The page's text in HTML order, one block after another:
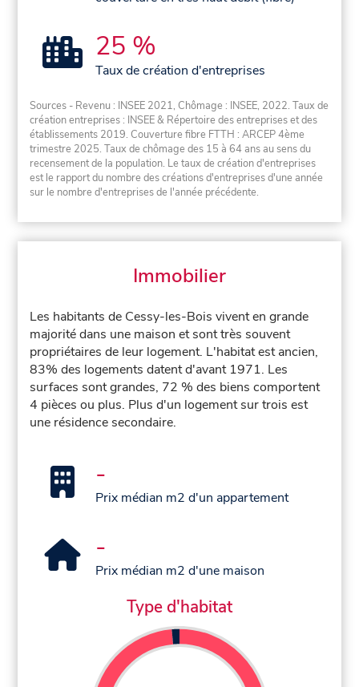
25 %
Taux de création d'entreprises
Sources - Revenu : INSEE 2021, Chômage : INSEE, 2022. Taux de
création entreprises : INSEE & Répertoire des entreprises et des
établissements 2019. Couverture fibre FTTH : ARCEP 4ème
trimestre 2025. Taux de chômage des 15 à 64 ans au sens du
recensement de la population. Le taux de création d'entreprises
est le rapport du nombre des créations d'entreprises d'une année
sur le nombre d'entreprises de l'année précédente.
Immobilier
Les habitants de Cessy-les-Bois vivent en grande
majorité dans une maison et sont très souvent
propriétaires de leur logement. L'habitat est ancien,
83% des logements datent d'avant 1971. Les
surfaces sont grandes, 72 % des biens comportent
4 pièces ou plus. Plus d'un logement sur trois est
une résidence secondaire.
-
Prix médian m2 d'un appartement
-
Prix médian m2 d'une maison
Type d'habitat